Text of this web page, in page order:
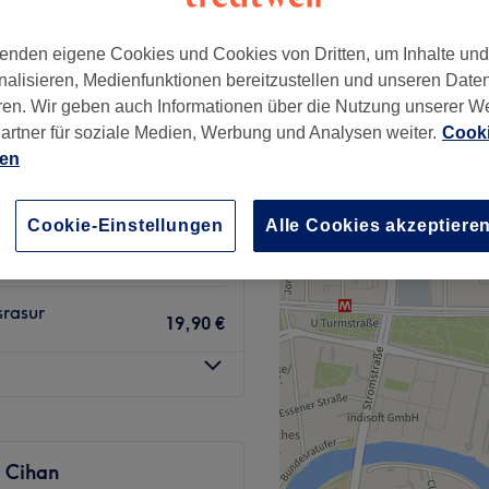
Schneiden &
19,90 €
Cihan
eigene Cookies und Cookies von Dritten, um Inhalte
Medienfunktionen bereitzustellen und unseren
Wir geben auch Informationen über die Nutzung unserer
für soziale Medien, Werbung und Analysen weiter.
Cookie-Einstellungen Alle Cookies akzeptieren